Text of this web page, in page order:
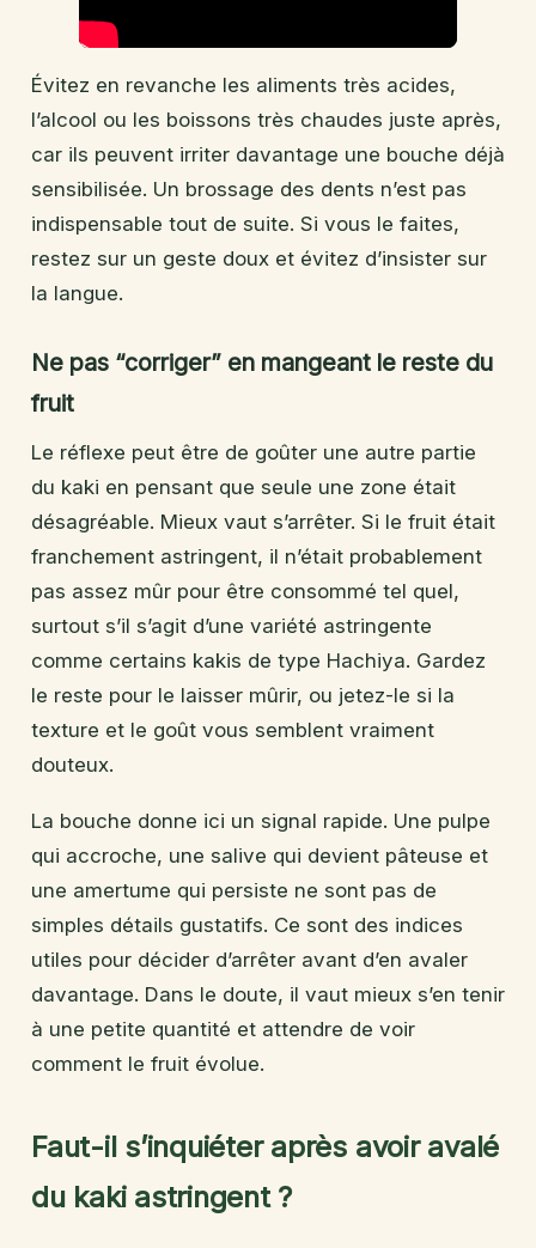
Évitez en revanche les aliments très acides,
l’alcool ou les boissons très chaudes juste après,
car ils peuvent irriter davantage une bouche déjà
sensibilisée. Un brossage des dents n’est pas
indispensable tout de suite. Si vous le faites,
restez sur un geste doux et évitez d’insister sur
la langue.
Ne pas “corriger” en mangeant le reste du
fruit
Le réflexe peut être de goûter une autre partie
du kaki en pensant que seule une zone était
désagréable. Mieux vaut s’arrêter. Si le fruit était
franchement astringent, il n’était probablement
pas assez mûr pour être consommé tel quel,
surtout s’il s’agit d’une variété astringente
comme certains kakis de type Hachiya. Gardez
le reste pour le laisser mûrir, ou jetez-le si la
texture et le goût vous semblent vraiment
douteux.
La bouche donne ici un signal rapide. Une pulpe
qui accroche, une salive qui devient pâteuse et
une amertume qui persiste ne sont pas de
simples détails gustatifs. Ce sont des indices
utiles pour décider d’arrêter avant d’en avaler
davantage. Dans le doute, il vaut mieux s’en tenir
à une petite quantité et attendre de voir
comment le fruit évolue.
Faut-il s’inquiéter après avoir avalé
du kaki astringent ?